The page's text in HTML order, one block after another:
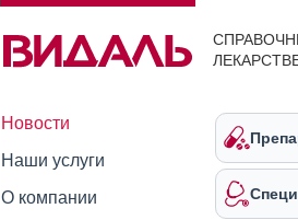
Новости
Наши услуги
О компании